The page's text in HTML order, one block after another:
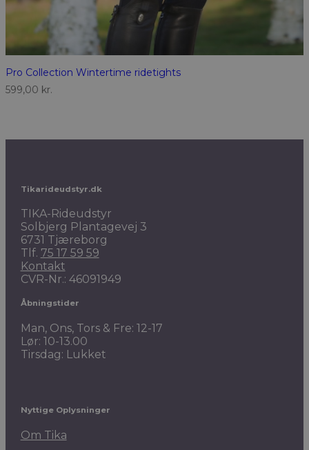
Pro Collection Wintertime ridetights
599,00 kr.
Tikarideudstyr.dk
TIKA-Rideudstyr
Solbjerg Plantagevej 3
6731 Tjæreborg
Tlf. 75 17 59 59
Kontakt
CVR-Nr.: 46091949
Åbningstider
Man, Ons, Tors & Fre: 12-17
Lør: 10-13.00
Tirsdag: Lukket
Nyttige Oplysninger
Om Tika